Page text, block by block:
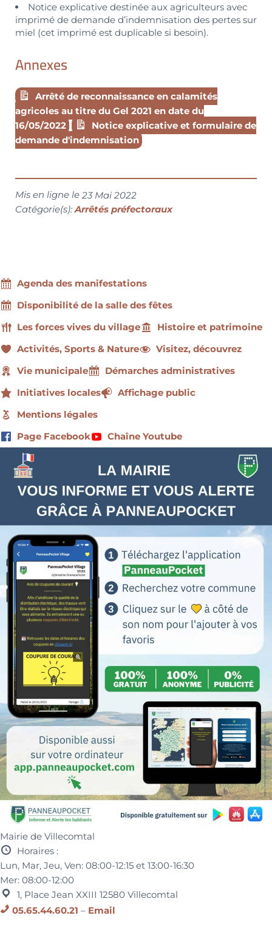
Notice explicative destinée aux agriculteurs avec
imprimé de demande d’indemnisation des pertes sur
miel (cet imprimé est duplicable si besoin).
Annexes
Arrêté de reconnaissance en calamités
agricoles au titre du Gel 2021 en date du
16/05/2022
Notice explicative et formulaire de
demande d'indemnisation
Mis en ligne le 23 Mai 2022
Catégorie(s): Arrêtés préfectoraux
Agenda des manifestations
Disponibilité de la salle des fêtes
Les forces vives du village
Histoire et patrimoine
Activités, Sports & Nature
Visitez, découvrez
Vie municipale
Démarches administratives
Initiatives locales
Affichage public
Mentions légales
Page Facebook
Chaîne Youtube
Mairie de Villecomtal
Horaires :
Lun, Mar, Jeu, Ven:08:00-12:15 et13:00-16:30
Mer:08:00-12:00
1, Place Jean XXIII 12580 Villecomtal
05.65.44.60.21 – Email